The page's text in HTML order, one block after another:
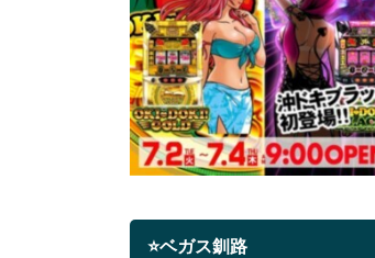
⭐ベガス釧路